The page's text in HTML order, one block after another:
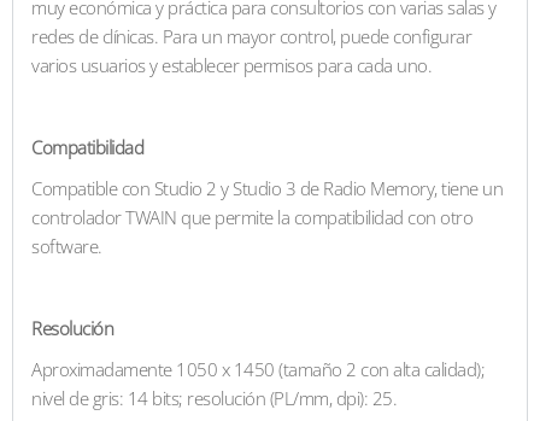
muy económica y práctica para consultorios con varias salas y
redes de clínicas. Para un mayor control, puede configurar
varios usuarios y establecer permisos para cada uno.
Compatibilidad
Compatible con Studio 2 y Studio 3 de Radio Memory, tiene un
controlador TWAIN que permite la compatibilidad con otro
software.
Resolución
Aproximadamente 1050 x 1450 (tamaño 2 con alta calidad);
nivel de gris: 14 bits; resolución (PL/mm, dpi): 25.